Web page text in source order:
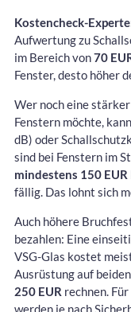
Kostencheck-
Aufwertung zu
im Bereich von70
Fenster, desto höher
Wer noch eine
Fenstern möchte,
dB) oder
sind bei Fenstern im
mindestens 150
fällig. Das lohnt sich
Auch höhere
bezahlen: Eine
VSG-Glas kostet
Ausrüstung auf
250 EUR rechnen.
werden je nach